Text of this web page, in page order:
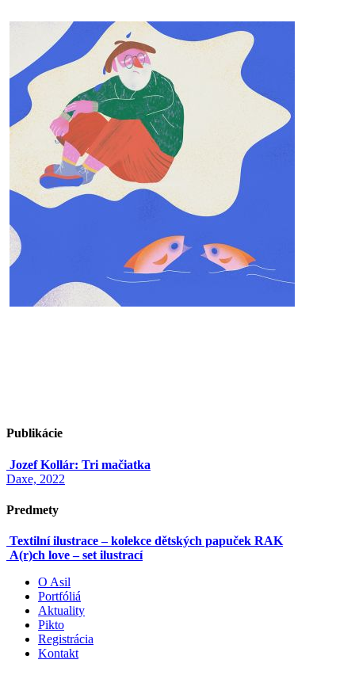
Publikácie
Jozef Kollár: Tri mačiatka
Daxe, 2022
Predmety
Textilní ilustrace – kolekce dětských papuček RAK
A(r)ch love – set ilustrací
O Asil
Portfóliá
Aktuality
Pikto
Registrácia
Kontakt